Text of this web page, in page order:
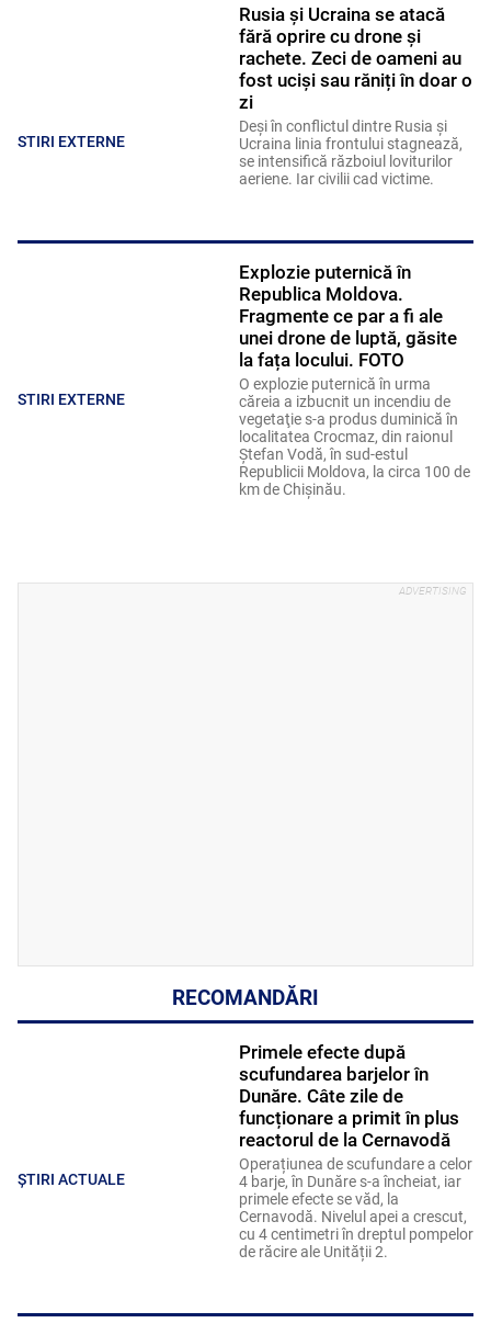
STIRI EXTERNE
Rusia și Ucraina se atacă
fără oprire cu drone și
rachete. Zeci de oameni au
fost uciși sau răniți în doar o
zi
Deși în conflictul dintre Rusia și
Ucraina linia frontului stagnează,
se intensifică războiul loviturilor
aeriene. Iar civilii cad victime.
STIRI EXTERNE
Explozie puternică în
Republica Moldova.
Fragmente ce par a fi ale
unei drone de luptă, găsite
la fața locului. FOTO
O explozie puternică în urma
căreia a izbucnit un incendiu de
vegetaţie s-a produs duminică în
localitatea Crocmaz, din raionul
Ştefan Vodă, în sud-estul
Republicii Moldova, la circa 100 de
km de Chişinău.
RECOMANDĂRI
ȘTIRI ACTUALE
Primele efecte după
scufundarea barjelor în
Dunăre. Câte zile de
funcționare a primit în plus
reactorul de la Cernavodă
Operațiunea de scufundare a celor
4 barje, în Dunăre s-a încheiat, iar
primele efecte se văd, la
Cernavodă. Nivelul apei a crescut,
cu 4 centimetri în dreptul pompelor
de răcire ale Unității 2.